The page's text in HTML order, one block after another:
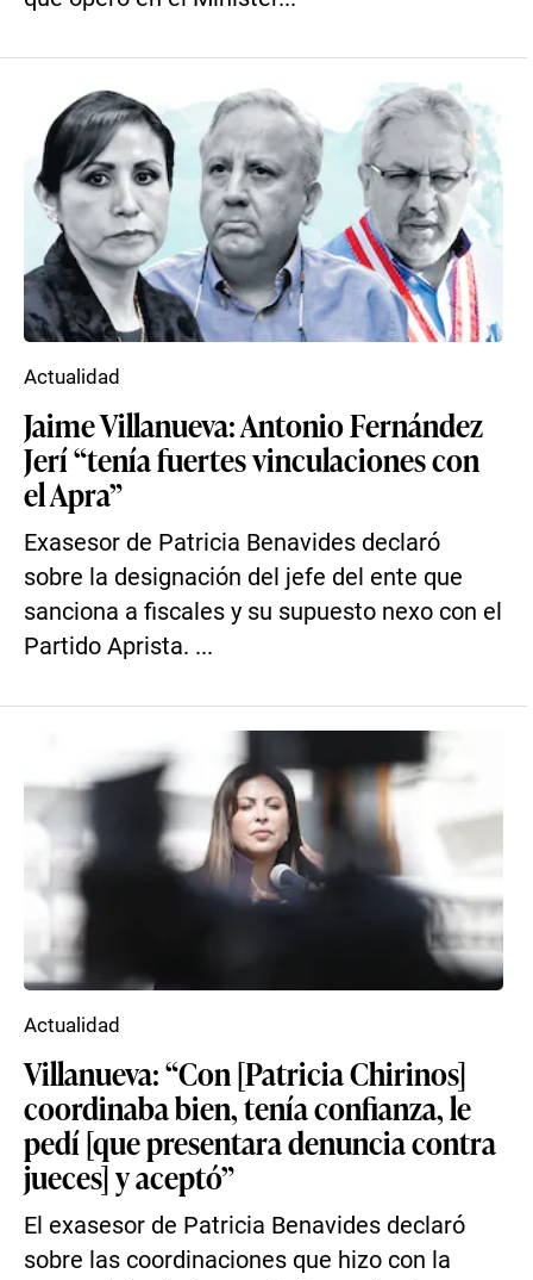
Jaime Villanueva: Antonio Fernández
Jerí “tenía fuertes vinculaciones con
el Apra”
Exasesor de Patricia Benavides declaró
sobre la designación del jefe del ente que
sanciona a fiscales y su supuesto nexo con el
Partido Aprista. ...
Actualidad
Villanueva: “Con [Patricia Chirinos]
coordinaba bien, tenía confianza, le
pedí [que presentara denuncia contra
jueces] y aceptó”
El exasesor de Patricia Benavides declaró
sobre las coordinaciones que hizo con la
Actualidad